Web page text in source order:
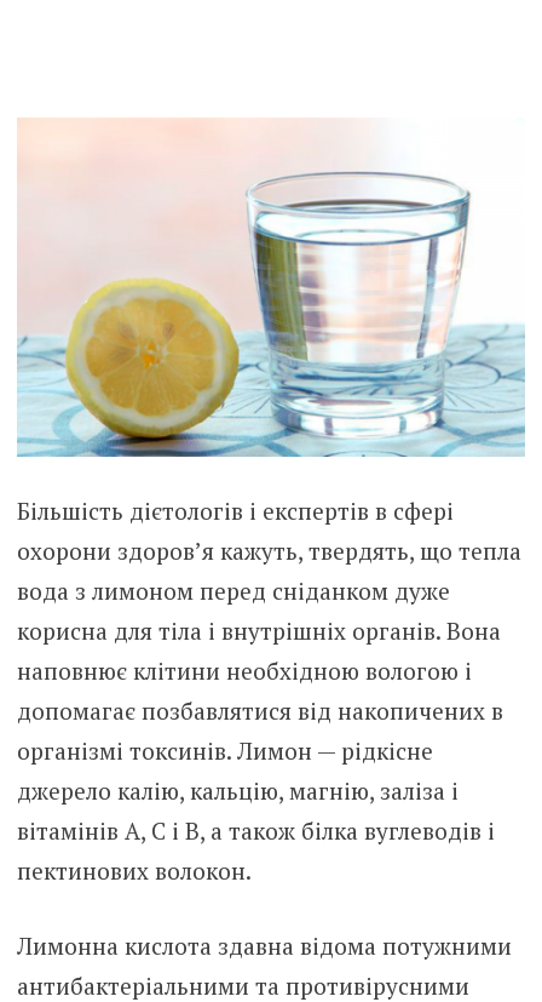
Більшість дієтологів і експертів в сфері
охорони здоров’я кажуть, твердять, що тепла
вода з лимоном перед сніданком дуже
корисна для тіла і внутрішніх органів. Вона
наповнює клітини необхідною вологою і
допомагає позбавлятися від накопичених в
організмі токсинів. Лимон — рідкісне
джерело калію, кальцію, магнію, заліза і
вітамінів A, C і B, а також білка вуглеводів і
пектинових волокон.
Лимонна кислота здавна відома потужними
антибактеріальними та противірусними